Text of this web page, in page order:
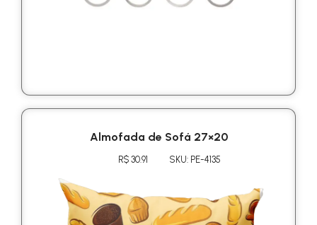
Almofada de Sofá 27×20
R$ 30.91 SKU: PE-4135